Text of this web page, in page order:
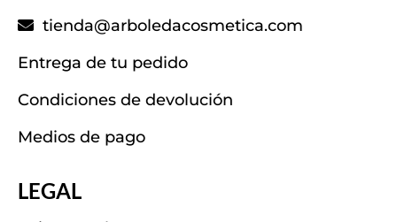
tienda@arboledacosmetica.com
Entrega de tu pedido
Condiciones de devolución
Medios de pago
LEGAL